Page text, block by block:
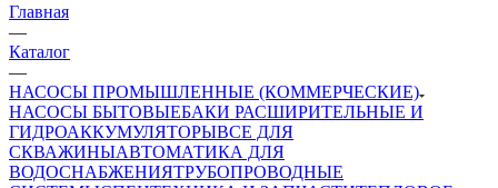
Главная
—
Каталог
—
НАСОСЫ ПРОМЫШЛЕННЫЕ (КОММЕРЧЕСКИЕ)
НАСОСЫ БЫТОВЫЕБАКИ РАСШИРИТЕЛЬНЫЕ И
ГИДРОАККУМУЛЯТОРЫВСЕ ДЛЯ
СКВАЖИНЫАВТОМАТИКА ДЛЯ
ВОДОСНАБЖЕНИЯТРУБОПРОВОДНЫЕ